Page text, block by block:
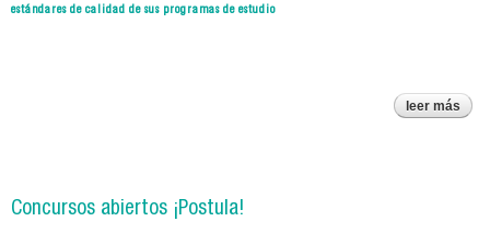
estándares de calidad de sus programas de estudio
leer más
Concursos abiertos ¡Postula!